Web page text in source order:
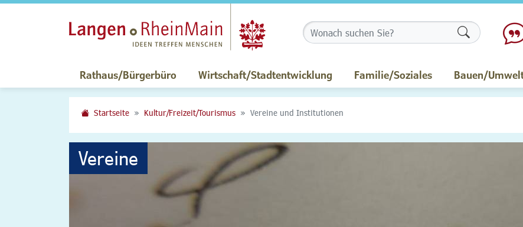
Rathaus/Bürgerbüro Wirtschaft/Stadtentwicklung Familie/Soziales Bauen/
Startseite Kultur/Freizeit/Tourismus Vereine und Institutionen
Vereine